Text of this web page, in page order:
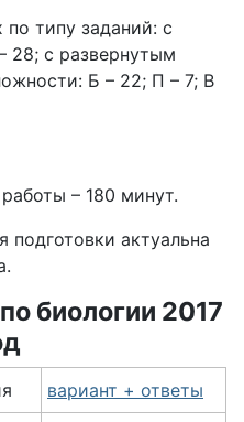
по типу заданий: с
28; с развернутым
Б – 22; П – 7; В
– 180 минут.
подготовки актуальна
биологии 2017
вариант + ответы